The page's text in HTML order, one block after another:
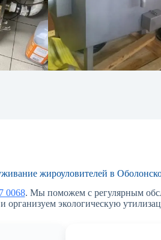
жироуловителей в
0068. Мы поможем с регулярным
организуем экологическую